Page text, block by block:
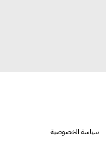
سياسة الخصوصية